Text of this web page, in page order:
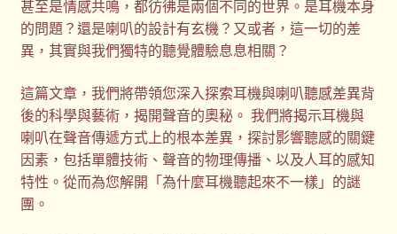
結帳
股東會紀念品推薦
訂購須知
詢價單
甚至是情感共鳴，都彷彿是兩個不同的世界。是耳機本身
的問題？還是喇叭的設計有玄機？又或者，這一切的差
異，其實與我們獨特的聽覺體驗息息相關？
這篇文章，我們將帶領您深入探索耳機與喇叭聽感差異背
後的科學與藝術，揭開聲音的奧秘。 我們將揭示耳機與
喇叭在聲音傳遞方式上的根本差異，探討影響聽感的關鍵
因素，包括單體技術、聲音的物理傳播、以及人耳的感知
特性。從而為您解開「為什麼耳機聽起來不一樣」的謎
團。